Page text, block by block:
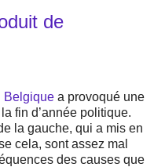
de
Belgique a provoqué une
fin d’année politique.
la gauche, qui a mis en
cela, sont assez mal
des causes que